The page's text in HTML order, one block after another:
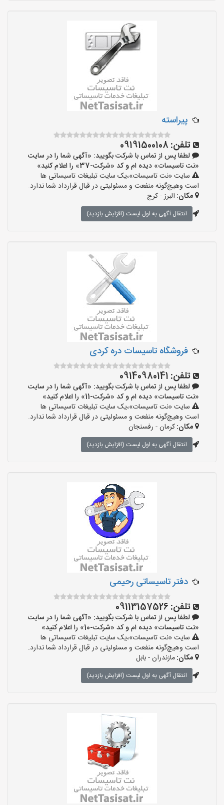
پیراسته
تلفن: 09191500108
لطفا پس از تماس با شرکت بگویید: «آگهی شما را در سایت
«نت تاسیسات» دیده ام و کد «شرکت-37» را اعلام کنید»
سایت «نت تاسیسات»،یک سایت تبلیغات تاسیساتی ها
است وهیچ‌گونه منفعت و مسئولیتی در قبال قرارداد شما ندارد.
مکان: البرز - کرج
انتقال آگهی به اول لیست (افزایش بازدید)
‌فروشگاه تاسیسات دره کردی
تلفن: 09140980141
لطفا پس از تماس با شرکت بگویید: «آگهی شما را در سایت
«نت تاسیسات» دیده ام و کد «شرکت-11» را اعلام کنید»
سایت «نت تاسیسات»،یک سایت تبلیغات تاسیساتی ها
است وهیچ‌گونه منفعت و مسئولیتی در قبال قرارداد شما ندارد.
مکان:کرمان - رفسنجان
انتقال آگهی به اول لیست (افزایش بازدید)
دفتر تاسیساتی رحیمی
تلفن: 09113157526
لطفا پس از تماس با شرکت بگویید: «آگهی شما را در سایت
«نت تاسیسات» دیده ام و کد «شرکت-10» را اعلام کنید»
سایت «نت تاسیسات»،یک سایت تبلیغات تاسیساتی ها
است وهیچ‌گونه منفعت و مسئولیتی در قبال قرارداد شما ندارد.
مکان:مازندران - بابل
انتقال آگهی به اول لیست (افزایش بازدید)